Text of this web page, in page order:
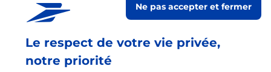
Le respect de votre vie privée,
notre priorité
Ne pas accepter et fermer
Envoyer un colis
Vous souhaitez envoyer un colis depuis : THONON
LES BAINS (74200) ? Découvrez toutes les